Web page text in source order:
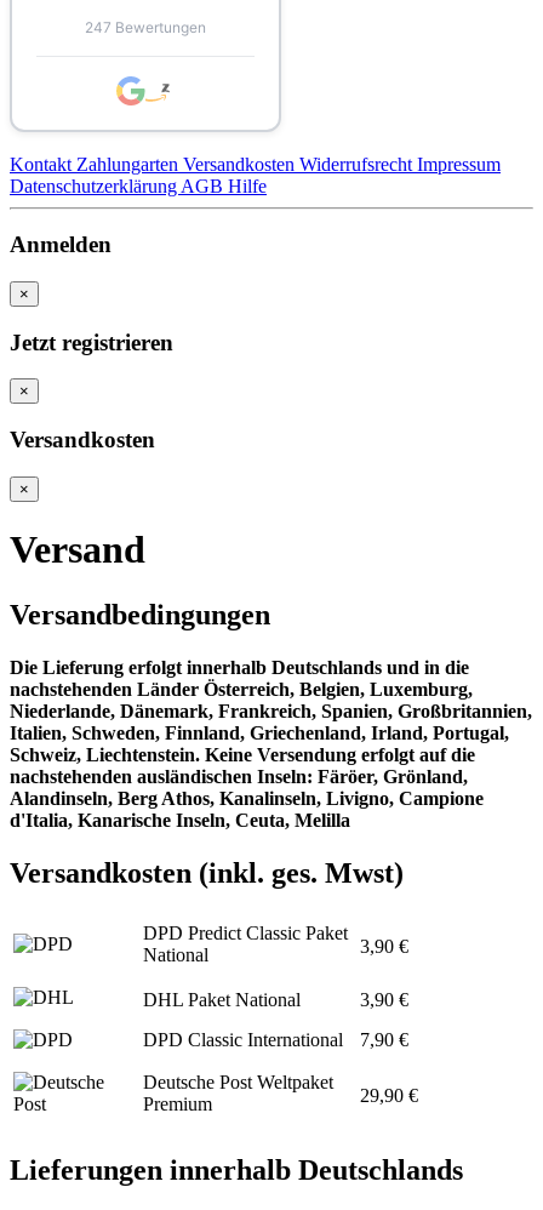
247 Bewertungen
Kontakt Zahlungarten Versandkosten Widerrufs­recht Impressum
Daten­schutz­erklärung AGB Hilfe
Anmelden
×
Jetzt registrieren
×
Versandkosten
×
Versand
Versandbedingungen
Die Lieferung erfolgt innerhalb Deutschlands und in die
nachstehenden Länder Österreich, Belgien, Luxemburg,
Niederlande, Dänemark, Frankreich, Spanien, Großbritannien,
Italien, Schweden, Finnland, Griechenland, Irland, Portugal,
Schweiz, Liechtenstein. Keine Versendung erfolgt auf die
nachstehenden ausländischen Inseln: Färöer, Grönland,
Alandinseln, Berg Athos, Kanalinseln, Livigno, Campione
d'Italia, Kanarische Inseln, Ceuta, Melilla
Versandkosten (inkl. ges. Mwst)
DPD Predict Classic Paket
National
3,90 €
DHL Paket National
3,90 €
DPD Classic International
7,90 €
Deutsche Post Weltpaket
Premium
29,90 €
Lieferungen innerhalb Deutschlands